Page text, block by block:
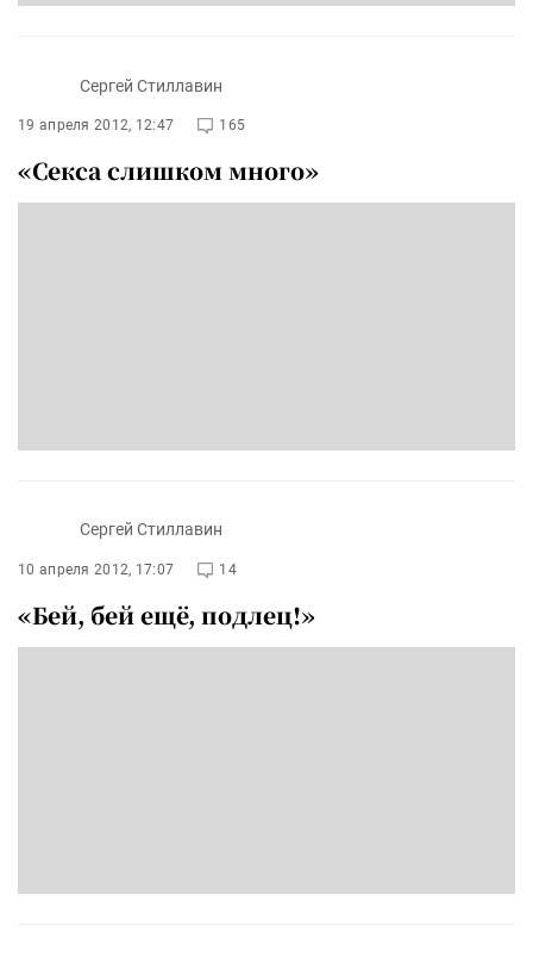
Сергей Стиллавин
19 апреля 2012, 12:47 165
«Секса слишком много»
Сергей Стиллавин
10 апреля 2012, 17:07 14
«Бей, бей ещё, подлец!»